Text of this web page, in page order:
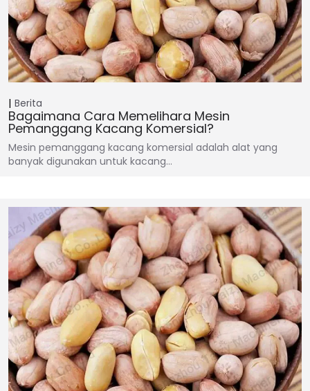
Berita
Bagaimana Cara Memelihara Mesin
Pemanggang Kacang Komersial?
Mesin pemanggang kacang komersial adalah alat yang
banyak digunakan untuk kacang…